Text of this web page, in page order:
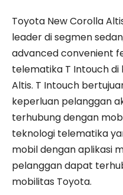
Toyota New Corolla
leader di segmen
advanced convenient
telematika T Intouch di
Altis. T Intouch
keperluan pelanggan
terhubung dengan
teknologi telematika
mobil dengan aplikasi
pelanggan dapat
mobilitas Toyota.